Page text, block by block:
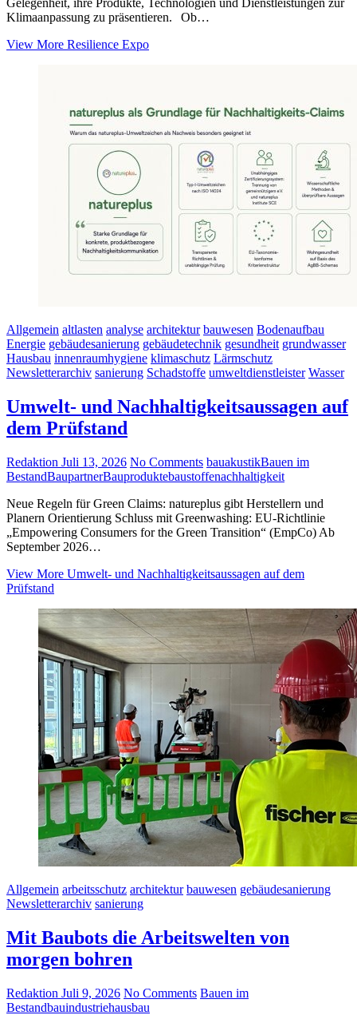
Gelegenheit, ihre Produkte, Technologien und Dienstleistungen zur
Klimaanpassung zu präsentieren. Ob…
View More Resilience Expo
Allgemein altlasten analyse architektur bauwesen Bodenaufbau
Energie gebäudesanierung gebäudetechnik gesundheit grundwasser
Hausbau innenraumhygiene klimaschutz Lärmschutz
Newsletterarchiv sanierung Schadstoffe umweltdienstleister Wasser
Umwelt- und Nachhaltigkeitsaussagen auf
dem Prüfstand
Redaktion Juli 13, 2026 No Comments bauakustikBauen im
BestandBaupartnerBauproduktebaustoffenachhaltigkeit
Neue Regeln für Green Claims: natureplus gibt Herstellern und
Planern Orientierung Schluss mit Greenwashing: EU-Richtlinie
„Empowering Consumers for the Green Transition“ (EmpCo) Ab
September 2026…
View More Umwelt- und Nachhaltigkeitsaussagen auf dem
Prüfstand
Allgemein arbeitsschutz architektur bauwesen gebäudesanierung
Newsletterarchiv sanierung
Mit Baubots die Arbeitswelten von
morgen bohren
Redaktion Juli 9, 2026 No Comments Bauen im
Bestandbauindustriehausbau